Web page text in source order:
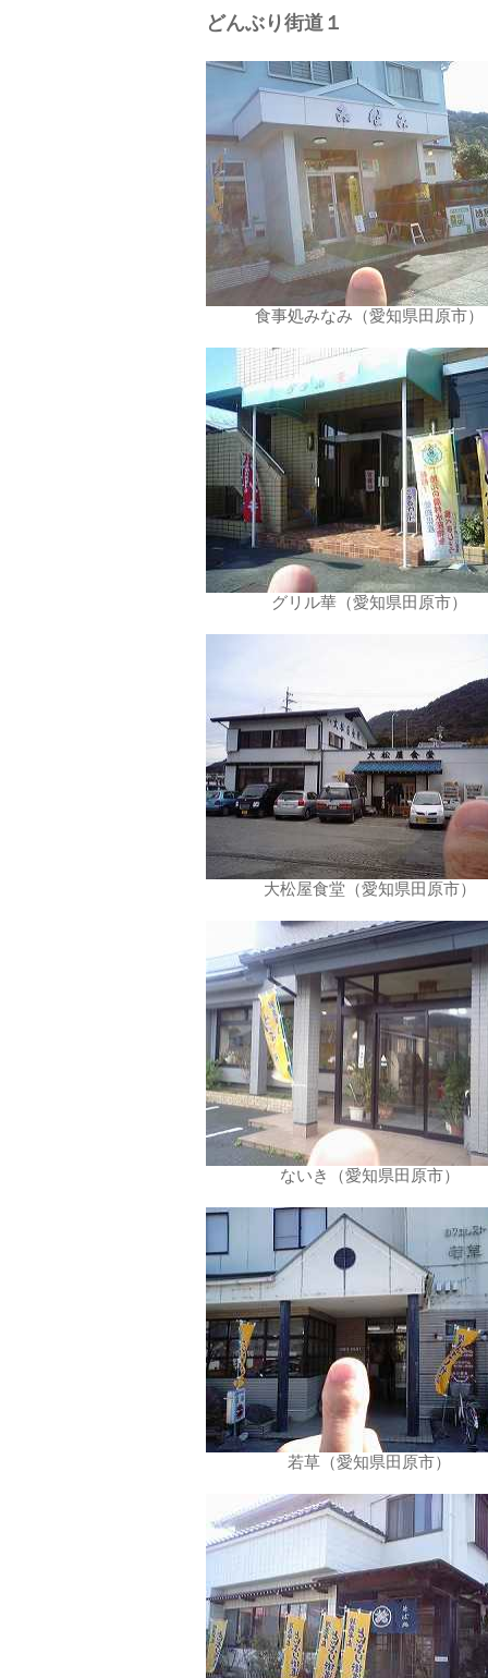
どんぶり街道１
食事処みなみ（愛知県田原市）
グリル華（愛知県田原市）
大松屋食堂（愛知県田原市）
ないき（愛知県田原市）
若草（愛知県田原市）